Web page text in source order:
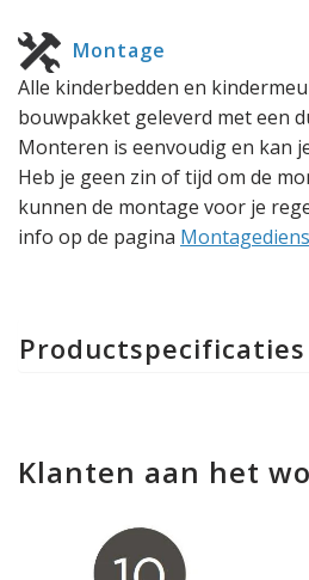
Montage
Alle kinderbedden en
bouwpakket geleverd met een
Monteren is eenvoudig en kan
Heb je geen zin of tijd om de
kunnen de montage voor je
info op de pagina
Productspecificaties
Klanten aan het